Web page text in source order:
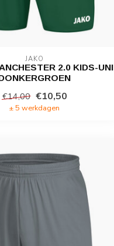
JAKO
2.0 KIDS-UNI
€14,00 €10,50
± 5 werkdagen